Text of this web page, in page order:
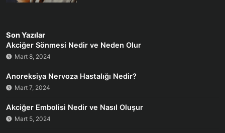
Son Yazılar
Akciğer Sönmesi Nedir ve Neden Olur
Mart 8, 2024
Anoreksiya Nervoza Hastalığı Nedir?
Mart 7, 2024
Akciğer Embolisi Nedir ve Nasıl Oluşur
Mart 5, 2024